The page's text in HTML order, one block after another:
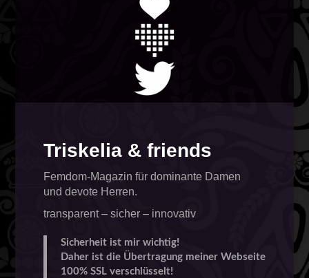
Triskelia & friends
Femdom-Magazin für dominante Damen
und devote Herren.
transparent – sicher – innovativ
Sicherheit ist mir wichtig!
Daher ist die Übertragung meiner Webseite
100% SSL verschlüsselt!